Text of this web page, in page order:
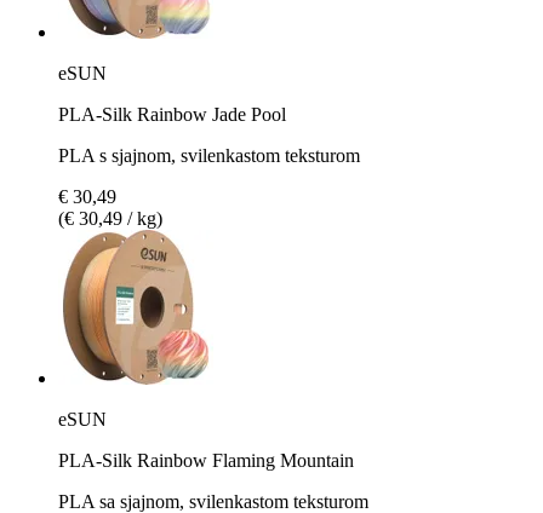
eSUN
PLA-Silk Rainbow Jade Pool
PLA s sjajnom, svilenkastom teksturom
€ 30,49
(€ 30,49 / kg)
eSUN
PLA-Silk Rainbow Flaming Mountain
PLA sa sjajnom, svilenkastom teksturom